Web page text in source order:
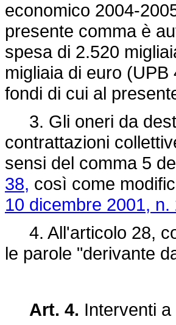
economico 2004-
presente comma è
spesa di 2.520
migliaia di euro
fondi di cui al
3. Gli oneri da
contrattazioni
sensi del comma 5
38, così come
10 dicembre 2001, n.
4. All'articolo 28,
le parole "derivante
Art. 4. Interventi